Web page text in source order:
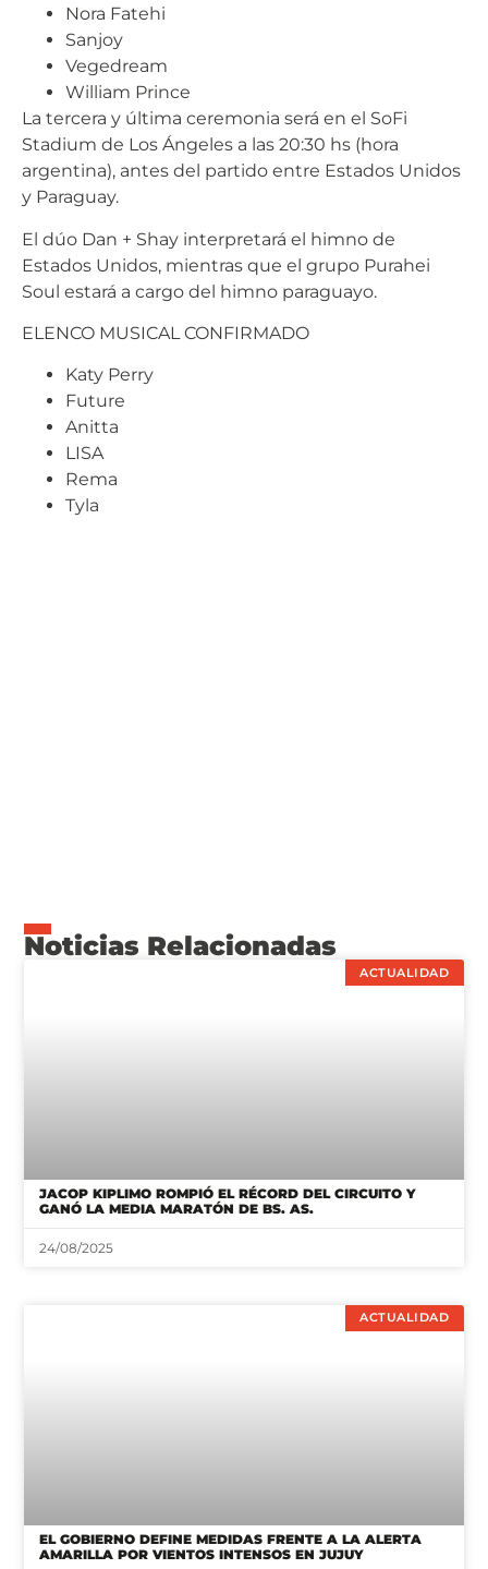
Nora Fatehi
Sanjoy
Vegedream
William Prince
La tercera y última ceremonia será en el SoFi
Stadium de Los Ángeles a las 20:30 hs (hora
argentina), antes del partido entre Estados Unidos
y Paraguay.
El dúo Dan + Shay interpretará el himno de
Estados Unidos, mientras que el grupo Purahei
Soul estará a cargo del himno paraguayo.
ELENCO MUSICAL CONFIRMADO
Katy Perry
Future
Anitta
LISA
Rema
Tyla
Noticias Relacionadas
ACTUALIDAD
JACOP KIPLIMO ROMPIÓ EL RÉCORD DEL CIRCUITO Y
GANÓ LA MEDIA MARATÓN DE BS. AS.
24/08/2025
ACTUALIDAD
EL GOBIERNO DEFINE MEDIDAS FRENTE A LA ALERTA
AMARILLA POR VIENTOS INTENSOS EN JUJUY